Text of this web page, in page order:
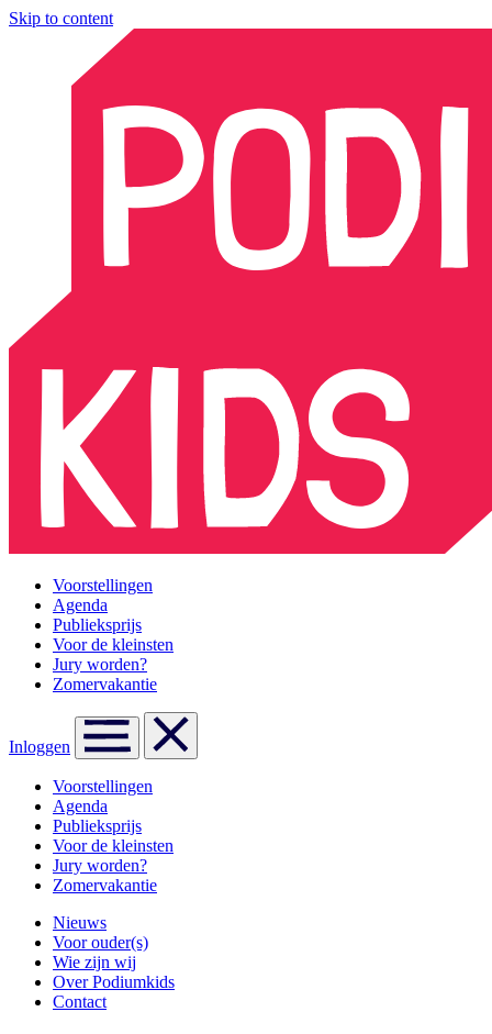
Skip to content
Voorstellingen
Agenda
Publieksprijs
Voor de kleinsten
Jury worden?
Zomervakantie
Inloggen
Voorstellingen
Agenda
Publieksprijs
Voor de kleinsten
Jury worden?
Zomervakantie
Nieuws
Voor ouder(s)
Wie zijn wij
Over Podiumkids
Contact